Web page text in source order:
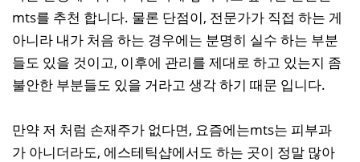
mts를 추천 합니다. 물론 단점이, 전문가가 직접 하는 게
아니라 내가 처음 하는 경우에는 분명히 실수 하는 부분
들도 있을 것이고, 이후에 관리를 제대로 하고 있는지 좀
불안한 부분들도 있을 거라고 생각 하기 때문 입니다.
만약 저 처럼 손재주가 없다면, 요즘에는mts는 피부과
가 아니더라도, 에스테틱샵에서도 하는 곳이 정말 많아